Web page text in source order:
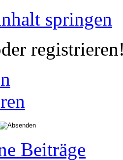
springen
Beiträge